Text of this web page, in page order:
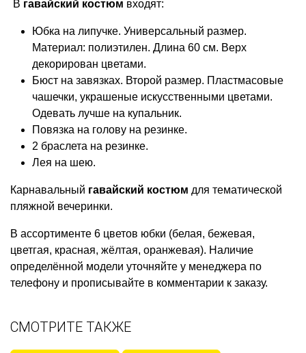
В гавайский костюм входят:
Юбка на липучке. Универсальный размер.
Материал: полиэтилен. Длина 60 см. Верх
декорирован цветами.
Бюст на завязках. Второй размер. Пластмасовые
чашечки, украшеные искусственными цветами.
Одевать лучше на купальник.
Повязка на голову на резинке.
2 браслета на резинке.
Лея на шею.
Карнавальный гавайский костюм для тематической
пляжной вечеринки.
В ассортименте 6 цветов юбки (белая, бежевая,
цветгая, красная, жёлтая, оранжевая). Наличие
определённой модели уточняйте у менеджера по
телефону и прописывайте в комментарии к заказу.
СМОТРИТЕ ТАКЖЕ